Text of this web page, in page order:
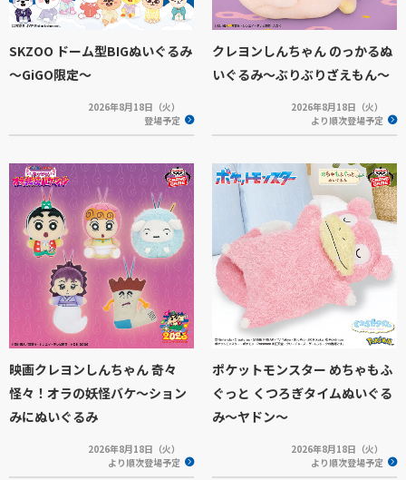
SKZOO ドーム型BIGぬいぐるみ
～GiGO限定～
2026年8月18日（火）
登場予定
クレヨンしんちゃん のっかるぬ
いぐるみ～ぶりぶりざえもん～
2026年8月18日（火）
より順次登場予定
映画クレヨンしんちゃん 奇々
怪々！オラの妖怪バケ～ション
みにぬいぐるみ
2026年8月18日（火）
より順次登場予定
ポケットモンスター めちゃもふ
ぐっと くつろぎタイムぬいぐる
み～ヤドン～
2026年8月18日（火）
より順次登場予定